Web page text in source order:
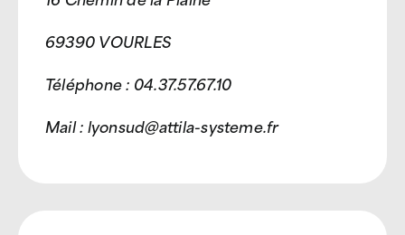
69390 VOURLES
Téléphone : 04.37.57.67.10
Mail : lyonsud@attila-systeme.fr